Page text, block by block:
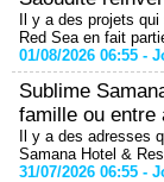
Il y a des projets
Red Sea en fait
01/08/2026 06:55 -
Sublime
famille ou entre
Il y a des adresses
Samana Hotel &
31/07/2026 06:55 -